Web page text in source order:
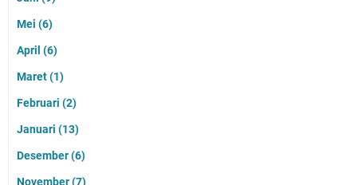
Mei (6)
April (6)
Maret(1)
Februari (2)
Januari (13)
Desember(6)
November(7)